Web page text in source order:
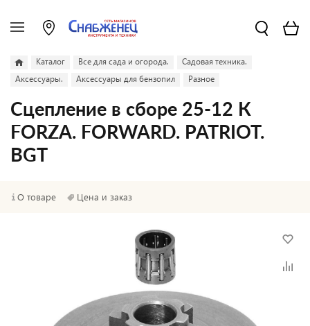
Каталог Все для сада и огорода.
Садовая техника.
Аксессуары.
Аксессуары для бензопил Разное
Сцепление в сборе 25-12 К
FORZA. FORWARD. PATRIOT.
BGT
О товаре Цена и заказ